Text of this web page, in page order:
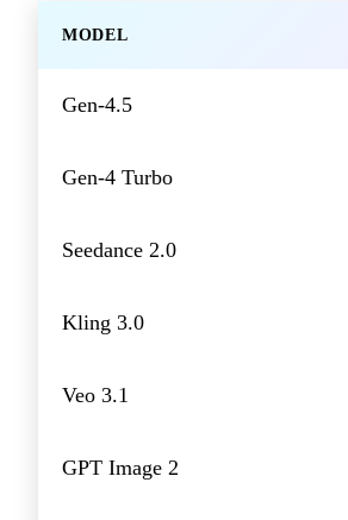
MODEL
Gen-4.5
Gen-4 Turbo
Seedance 2.0
Kling 3.0
Veo 3.1
GPT Image 2